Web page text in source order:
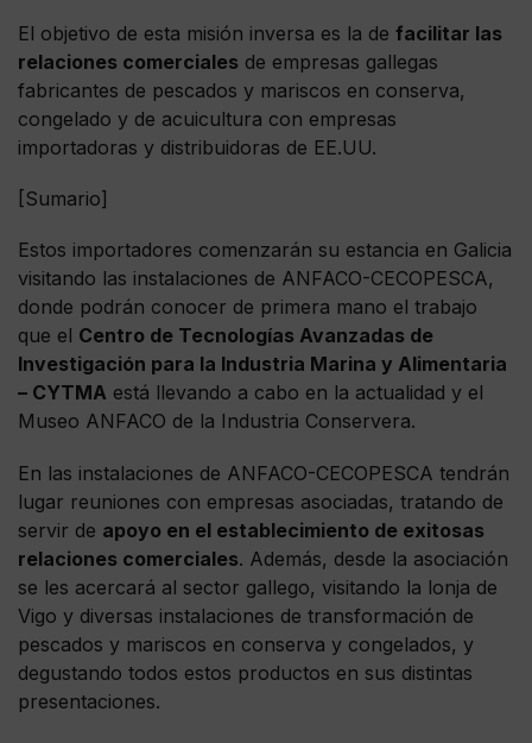
El objetivo de esta misión inversa es la de facilitar las
relaciones comerciales de empresas gallegas
fabricantes de pescados y mariscos en conserva,
congelado y de acuicultura con empresas
importadoras y distribuidoras de EE.UU.
[Sumario]
Estos importadores comenzarán su estancia en Galicia
visitando las instalaciones de ANFACO-CECOPESCA,
donde podrán conocer de primera mano el trabajo
que el Centro de Tecnologías Avanzadas de
Investigación para la Industria Marina y Alimentaria
– CYTMA está llevando a cabo en la actualidad y el
Museo ANFACO de la Industria Conservera.
En las instalaciones de ANFACO-CECOPESCA tendrán
lugar reuniones con empresas asociadas, tratando de
servir de apoyo en el establecimiento de exitosas
relaciones comerciales. Además, desde la asociación
se les acercará al sector gallego, visitando la lonja de
Vigo y diversas instalaciones de transformación de
pescados y mariscos en conserva y congelados, y
degustando todos estos productos en sus distintas
presentaciones.